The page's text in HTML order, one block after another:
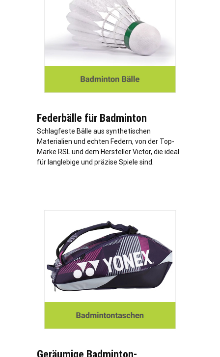
Federbälle für Badminton
Schlagfeste Bälle aus synthetischen
Materialien und echten Federn, von der Top-
Marke RSL und dem Hersteller Victor, die ideal
für langlebige und präzise Spiele sind.
Geräumige Badminton-